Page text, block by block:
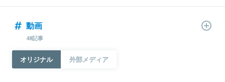
動画
48記事
オリジナル 外部メディア